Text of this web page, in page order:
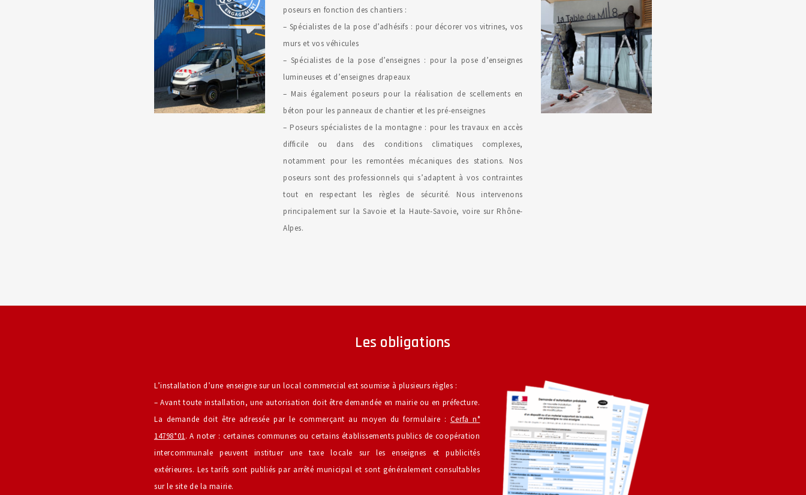
poseurs en fonction des chantiers :
– Spécialistes de la pose d’adhésifs : pour décorer vos vitrines, vos
murs et vos véhicules
– Spécialistes de la pose d’enseignes : pour la pose d’enseignes
lumineuses et d’enseignes drapeaux
– Mais également poseurs pour la réalisation de scellements en
béton pour les panneaux de chantier et les pré-enseignes
– Poseurs spécialistes de la montagne : pour les travaux en accès
difficile ou dans des conditions climatiques complexes,
notamment pour les remontées mécaniques des stations. Nos
poseurs sont des professionnels qui s’adaptent à vos contraintes
tout en respectant les règles de sécurité. Nous intervenons
principalement sur la Savoie et la Haute-Savoie, voire sur Rhône-
Alpes.
Les obligations
L’installation d’une enseigne sur un local commercial est soumise à plusieurs règles :
– Avant toute installation, une autorisation doit être demandée en mairie ou en préfecture.
La demande doit être adressée par le commerçant au moyen du formulaire : Cerfa n°
14798*01. A noter : certaines communes ou certains établissements publics de coopération
intercommunale peuvent instituer une taxe locale sur les enseignes et publicités
extérieures. Les tarifs sont publiés par arrêté municipal et sont généralement consultables
sur le site de la mairie.